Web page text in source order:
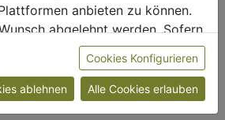
anbieten zu können.
abgelehnt werden. Sofern
weiter nutzen, geben Sie
Cookies.
Cookies Konfigurieren
ablehnen Alle Cookies erlauben